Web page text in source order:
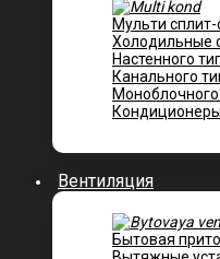
Мульти
Холодильные
Настенного
Канального
Моноблочного
Вентиляция
Бытовая